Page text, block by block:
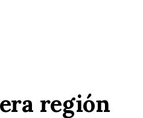
región